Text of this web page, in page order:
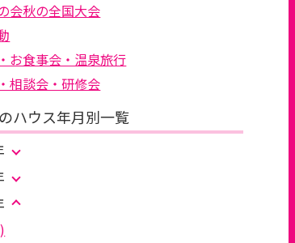
会秋の全国大会
お食事会・温泉旅行
相談会・研修会
ハウス年月別一覧